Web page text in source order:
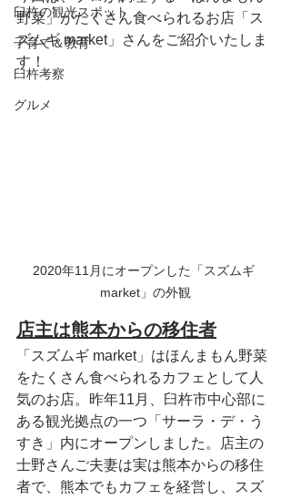
臼杵の観光スポット
子育て＆教育
臼杵考察
グルメ
野菜」がたくさん食べられるお店「ス
ズムギ market」さんをご紹介いたしま
す！
2020年11月にオープンした「スズムギ
market」の外観
店主は熊本からの移住者
「スズムギ market」はほんまもん野菜
をたくさん食べられるカフェとして人
気のお店。昨年11月、臼杵市中心部に
ある観光拠点の一つ「サーラ・デ・う
すき」内にオープンしました。店主の
士野さんご夫妻は実は熊本からの移住
者で、熊本でもカフェを経営し、スズ